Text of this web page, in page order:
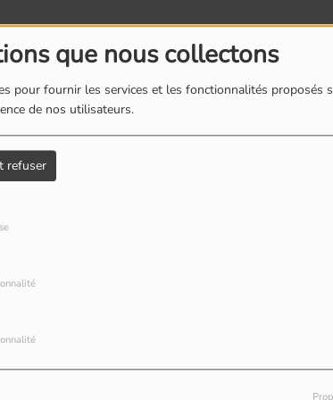
que nous collectons
pour fournir les services et les fonctionnalités proposés
de nos utilisateurs.
refuser
boites à livres